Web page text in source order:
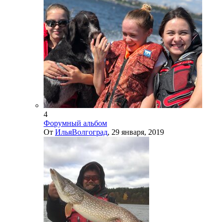
4
Форумный альбом
От ИльяВолгоград, 29 января, 2019